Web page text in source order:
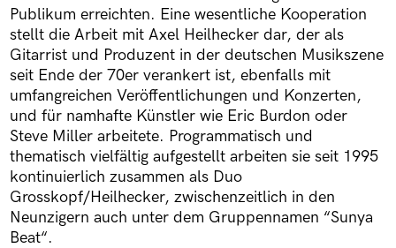
Publikum erreichten. Eine wesentliche Kooperation
stellt die Arbeit mit Axel Heilhecker dar, der als
Gitarrist und Produzent in der deutschen Musikszene
seit Ende der 70er verankert ist, ebenfalls mit
umfangreichen Veröffentlichungen und Konzerten,
und für namhafte Künstler wie Eric Burdon oder
Steve Miller arbeitete. Programmatisch und
thematisch vielfältig aufgestellt arbeiten sie seit 1995
kontinuierlich zusammen als Duo
Grosskopf/Heilhecker, zwischenzeitlich in den
Neunzigern auch unter dem Gruppennamen “Sunya
Beat“.